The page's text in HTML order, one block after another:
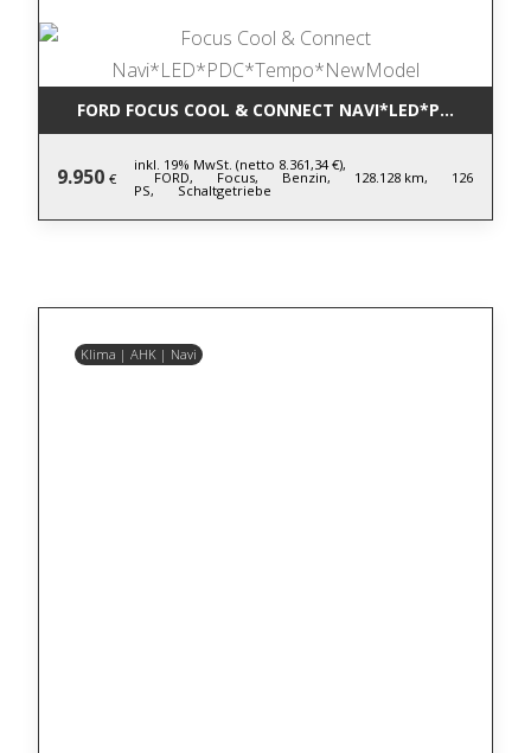
FORD FOCUS COOL & CONNECT
9.950 €
inkl. 19% MwSt. (netto 8.361,34 €),
FORD, Focus, Benzin, 128.128 km, 126
PS, Schaltgetriebe
Klima | AHK | Navi